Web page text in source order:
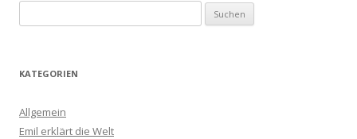
nach:
KATEGORIEN
Allgemein
Emil erklärt die Welt